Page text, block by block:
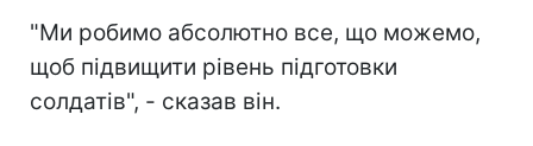
"Ми робимо абсолютно все, що можемо,
щоб підвищити рівень підготовки
солдатів", - сказав він.